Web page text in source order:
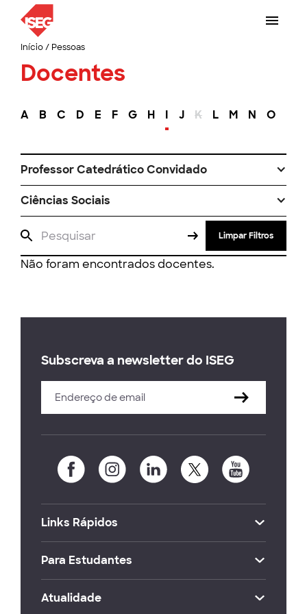
Início/ Pessoas
Docentes
A B C D E F G H I J K L M N O
Professor Catedrático Convidado
Ciências Sociais
Limpar Filtros
Não foram encontrados docentes.
Subscreva a newsletter do ISEG
Links Rápidos
Para Estudantes
Atualidade